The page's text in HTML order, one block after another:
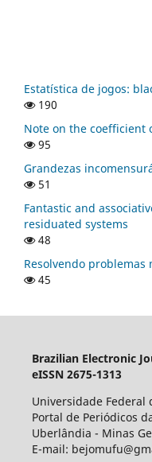
Estatística de jogos:
190
Note on the coefficient
95
Grandezas
51
Fantastic and
residuated systems
48
Resolvendo problemas
45
Brazilian Electronic
eISSN 2675-1313
Universidade Federal
Portal de Periódicos
Uberlândia - Minas
E-mail: